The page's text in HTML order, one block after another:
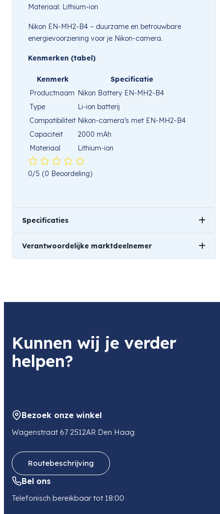
Materiaal: Lithium-ion
Nikon EN-MH2-B4 – duurzame en betrouwbare
energievoorziening voor je Nikon-camera.
Kenmerken (tabel)
Kenmerk
Specificatie
Productnaam Nikon Battery EN-MH2-B4
Type
Li-ion batterij
Compatibiliteit Nikon-camera’s met EN-MH2-B4
Capaciteit
2000 mAh
Materiaal
Lithium-ion
0/5 (0 Beoordeling)
Specificaties
Gewicht
Verantwoordelijke marktdeelnemer
Product
VFB105AA
Item code leverancier
VFB105AA
Adres
E-mail
stefankral@europafoto.nl
Kunnen wij je verder
helpen?
Bezoek onze winkel
Wagenstraat 67 2512AR Den Haag
Routebeschrijving
Bel ons
Telefonisch bereikbaar tot 18:00